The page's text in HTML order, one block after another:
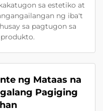
sa estetiko at
ng iba't
sa pagtugon sa
ng Mataas na
Pagiging